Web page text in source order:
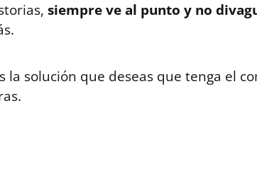
siempre ve al punto y no
la solución que deseas que tenga el